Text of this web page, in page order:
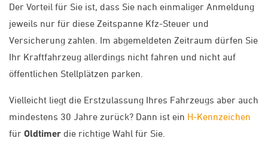
Der Vorteil für Sie ist, dass Sie nach einmaliger Anmeldung
jeweils nur für diese Zeitspanne Kfz-Steuer und
Versicherung zahlen. Im abgemeldeten Zeitraum dürfen Sie
Ihr Kraftfahrzeug allerdings nicht fahren und nicht auf
öffentlichen Stellplätzen parken.
Vielleicht liegt die Erstzulassung Ihres Fahrzeugs aber auch
mindestens 30 Jahre zurück? Dann ist ein H-Kennzeichen
für Oldtimer die richtige Wahl für Sie.